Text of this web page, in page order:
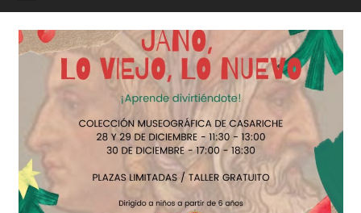
Ayuntamiento
de
Casariche
(Sevilla)